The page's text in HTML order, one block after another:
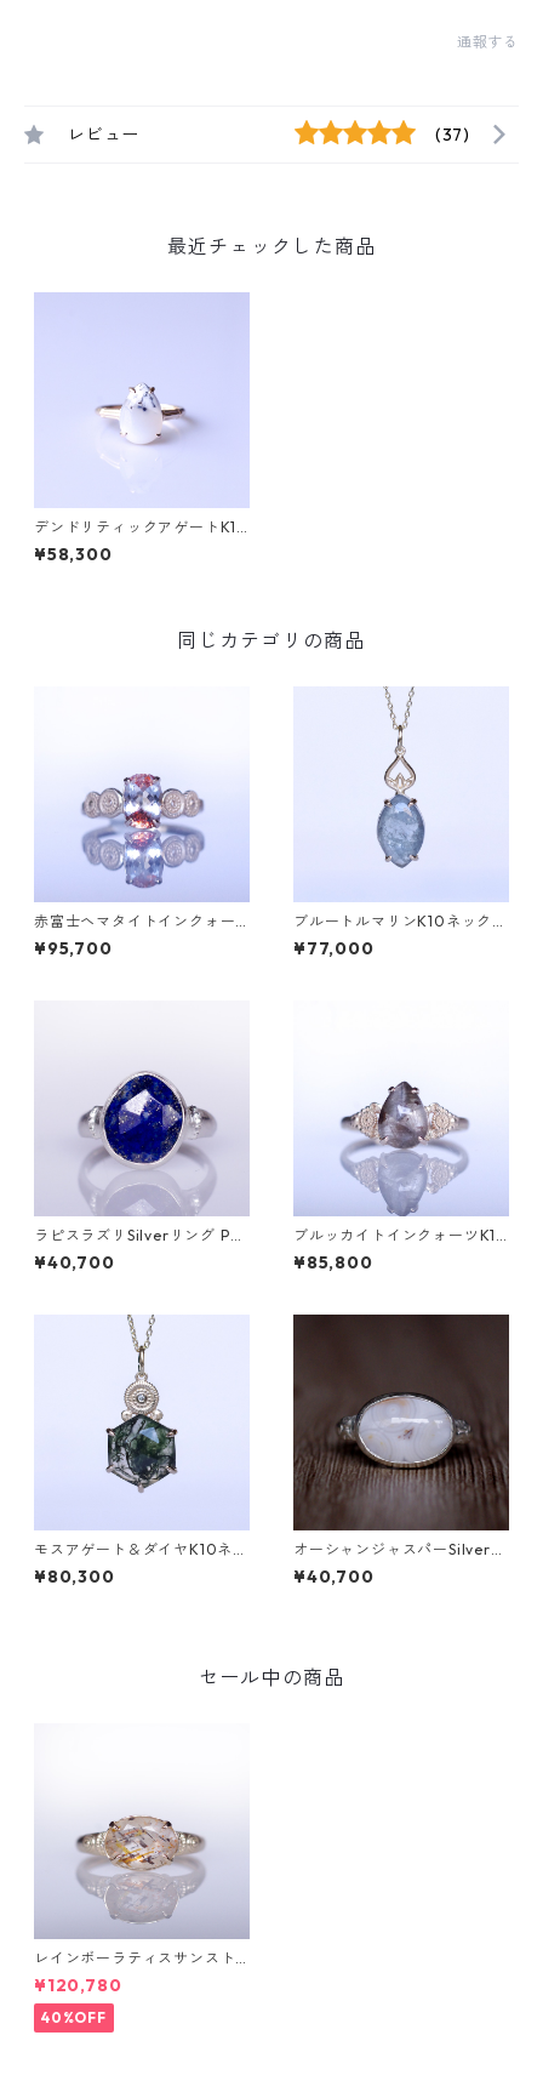
通報する
レビュー (37)
最近チェックした商品
デンドリティックアゲートK10
リング TRIJE(トリジェ）
¥58,300
同じカテゴリの商品
赤富士ヘマタイトインクォー
ツK10リング DAHMA(ダーマ)
[D052]
¥95,700
ブルートルマリンK10ネックレ
ス HASU(ハス) [H001]
¥77,000
ラピスラズリSilverリング PA
O(パオ）[P002]
¥40,700
ブルッカイトインクォーツK10
リング MALWA (マルワ)[M24
4]
¥85,800
モスアゲート＆ダイヤK10ネッ
クレス DAHMA(ダーマ) [D01
7]
¥80,300
オーシャンジャスパーSilverリ
ング EPA(エパ）[E001]
¥40,700
セール中の商品
レインボーラティスサンスト
ーン＆ダイヤK10リング FATA
(ファタ）[F019]
¥120,780
40%OFF